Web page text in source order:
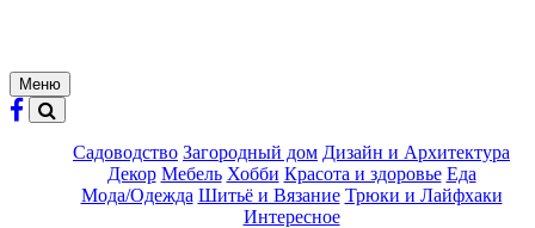
Меню
Садоводство Загородный дом Дизайн и Архитектура
Декор Мебель Хобби Красота и здоровье Еда
Мода/Одежда Шитьё и Вязание Трюки и Лайфхаки
Интересное